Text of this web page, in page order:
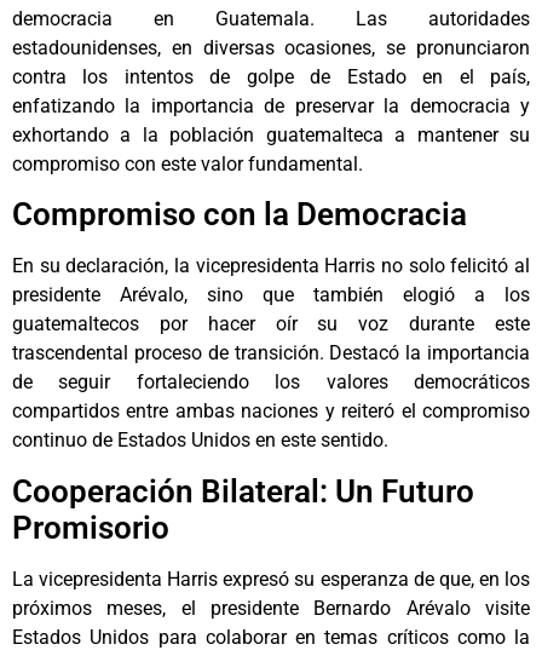
democracia en Guatemala. Las autoridades
estadounidenses, en diversas ocasiones, se pronunciaron
contra los intentos de golpe de Estado en el país,
enfatizando la importancia de preservar la democracia y
exhortando a la población guatemalteca a mantener su
compromiso con este valor fundamental.
Compromiso con la Democracia
En su declaración, la vicepresidenta Harris no solo felicitó al
presidente Arévalo, sino que también elogió a los
guatemaltecos por hacer oír su voz durante este
trascendental proceso de transición. Destacó la importancia
de seguir fortaleciendo los valores democráticos
compartidos entre ambas naciones y reiteró el compromiso
continuo de Estados Unidos en este sentido.
Cooperación Bilateral: Un Futuro
Promisorio
La vicepresidenta Harris expresó su esperanza de que, en los
próximos meses, el presidente Bernardo Arévalo visite
Estados Unidos para colaborar en temas críticos como la